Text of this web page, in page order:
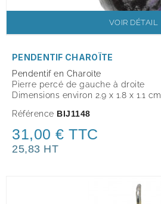
VOIR DÉTAIL
PENDENTIF CHAROÏTE
Pendentif en Charoïte
Pierre percé de gauche à droite
Dimensions environ 2.9 x 1.8 x 1.1 cm
Référence BIJ1148
31,00 € TTC
25,83 HT